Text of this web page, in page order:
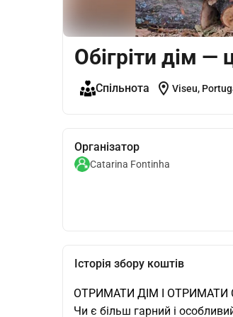
Обігріти дім —
Спільнота location_on Viseu,
Організатор
Catarina Fontinha
Історія збору коштів
ОТРИМАТИ ДІМ І ОТРИМАТИ
Чи є більш гарний і